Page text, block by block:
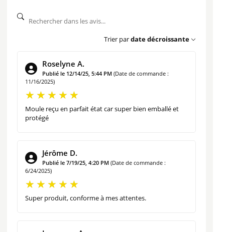
La manière la plus rependu de l’écrire est kouglof
de kougelhof, kugelhof, kugelopf, kougelhopf,
kugelhopf ou encore kouglouf.
UN MOULE À KOUGLOF FABRIQUÉ À
SOUFFLENHEIM
Soufflenheim (Bas-Rhin), cité des potiers
trouvera sans aucun doute une place de choix dans votre
cuisine.
Sa forme spécifique haute, cannelée et creusée en son
Trier pardate décroissante
Roselyne A.
Publié le 12/14/25, 5:44 PM (Date de commande :
11/16/2025)
Moule reçu en parfait état car super bien emballé et
protégé
Jérôme D.
Publié le 7/19/25, 4:20 PM (Date de commande :
6/24/2025)
Super produit, conforme à mes attentes.